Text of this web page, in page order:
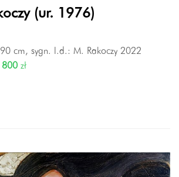
(ur. 1976)
cm, sygn. l.d.: M. Rakoczy 2022
800 zł